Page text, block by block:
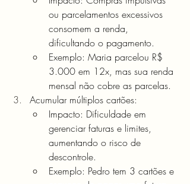
ou parcelamentos excessivos
consomem a renda,
dificultando o pagamento.
Exemplo: Maria parcelou R$
3.000 em 12x, mas sua renda
mensal não cobre as parcelas.
Acumular múltiplos cartões:
Impacto: Dificuldade em
gerenciar faturas e limites,
aumentando o risco de
descontrole.
Exemplo: Pedro tem 3 cartões e